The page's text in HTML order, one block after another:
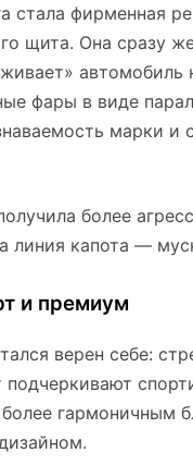
стала фирменная
щита. Она сразу
фары в виде
марки и
более
линия капота —
и премиум
верен себе:
подчеркивают
гармоничным